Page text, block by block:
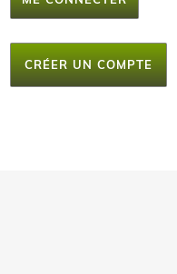
CRÉER UN COMPTE